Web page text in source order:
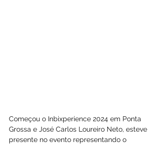
Começou o Inbixperience 2024 em Ponta
Grossa e José Carlos Loureiro Neto, esteve
presente no evento representando o